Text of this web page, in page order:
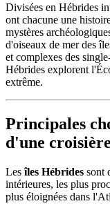
Divisées en Hébrides
ont chacune une
mystères
d'oiseaux de mer des
et complexes des
Hébrides explorent
extrême.
Principales
d'une
Lesîles Hébrides sont
intérieures, les plus
plus éloignées dans